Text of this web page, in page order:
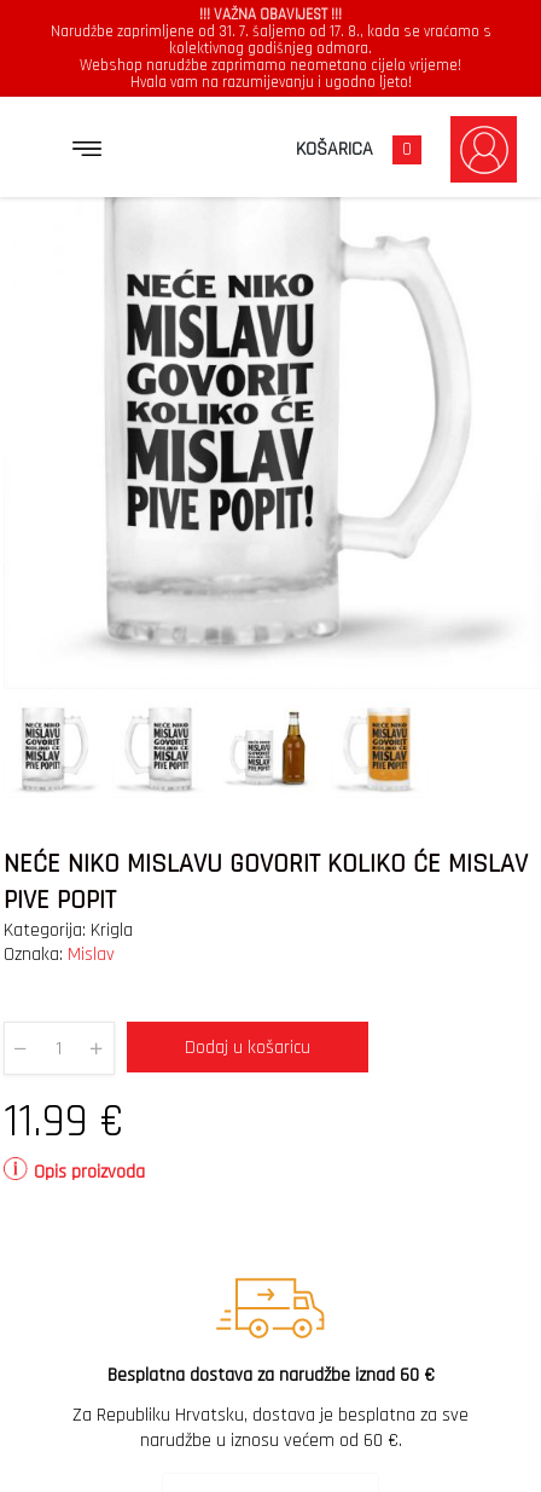
!!! VAŽNA OBAVIJEST !!!
Narudžbe zaprimljene od 31. 7. šaljemo od 17. 8., kada se vraćamo s
kolektivnog godišnjeg odmora.
Webshop narudžbe zaprimamo neometano cijelo vrijeme!
Hvala vam na razumijevanju i ugodno ljeto!
KOŠARICA 0
NEĆE NIKO MISLAVU GOVORIT KOLIKO ĆE MISLAV PIVE POPIT
NEĆE NIKO MISLAVU GOVORIT KOLIKO ĆE MISLAV
PIVE POPIT
Kategorija: Krigla
Oznaka: Mislav
Quantity
Dodaj u košaricu
11.99 €
Opis proizvoda
Besplatna dostava za narudžbe iznad 60 €
Za Republiku Hrvatsku, dostava je besplatna za sve
narudžbe u iznosu većem od 60 €.